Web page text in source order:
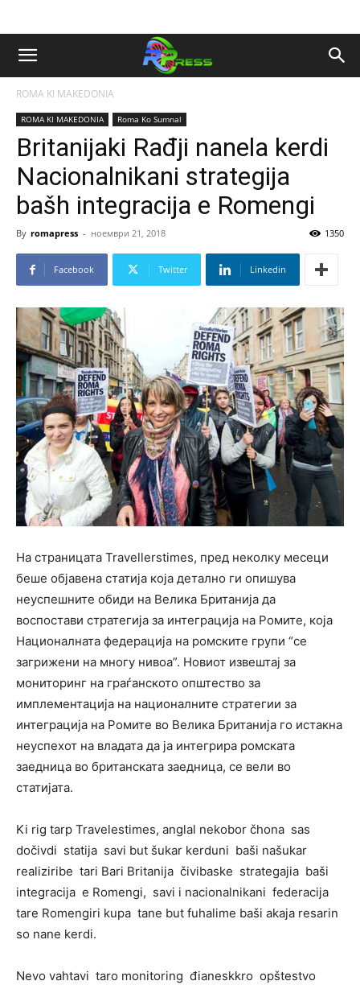
ROMA KI MAKEDONIA
ROMA KI MAKEDONIA Roma Ko Sumnal
Britanijaki Rađji nanela kerdi
Nacionalnikani strategija
bašh integracija e Romengi
By romapress - ноември 21, 2018 1350
Facebook Twitter Linkedin
На страницата Travellerstimes, пред неколку месеци
беше објавена статија која детално ги опишува
неуспешните обиди на Велика Британија да
воспостави стратегија за интеграција на Ромите, која
Националната федерација на ромските групи “се
загрижени на многу нивоа”. Новиот извештај за
мониторинг на граѓанското општество за
имплементација на националните стратегии за
интеграција на Ромите во Велика Британија го истакна
неуспехот на владата да ја интегрира ромската
заедница во британската заедница, се вели во
статијата.
Ki rig tarp Travelestimes, anglal nekobor čhona sas
dočivdi statija savi but šukar kerduni baši našukar
realiziribe tari Bari Britanija čivibaske strategajia baši
integracija e Romengi, savi i nacionalnikani federacija
tare Romengiri kupa tane but fuhalime baši akaja resarin
so nane kerdi.
Nevo vahtavi taro monitoring đianeskkro opštestvo